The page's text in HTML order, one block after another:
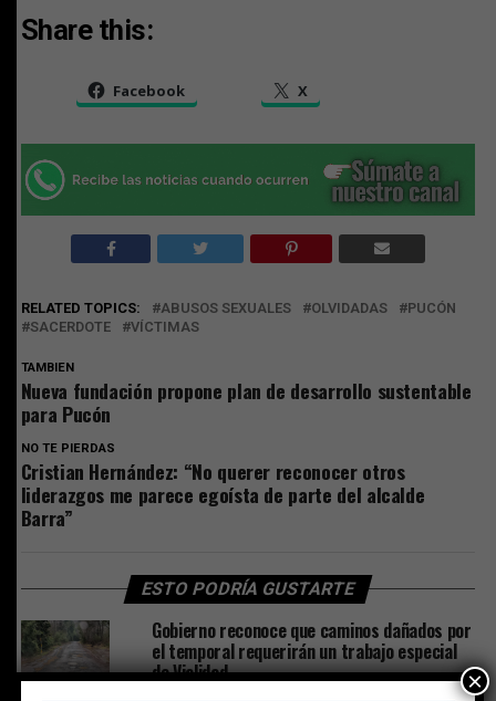
Share this:
Facebook X
RELATED TOPICS: ABUSOS SEXUALES OLVIDADAS
PUCÓN
SACERDOTE
VÍCTIMAS
TAMBIEN
Nueva fundación propone plan de desarrollo sustentable
para Pucón
NO TE PIERDAS
Cristian Hernández: “No querer reconocer otros
liderazgos me parece egoísta de parte del alcalde
Barra”
ESTO PODRÍA GUSTARTE
Gobierno reconoce que caminos dañados por
el temporal requerirán un trabajo especial
de Vialidad ×